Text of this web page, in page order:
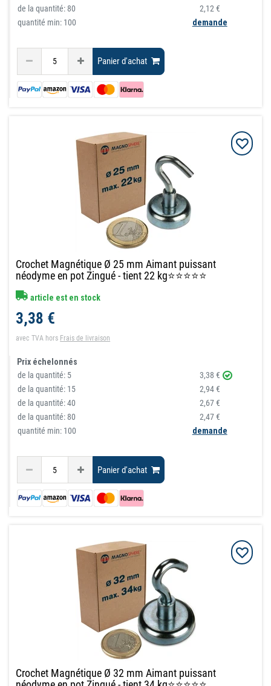
de la quantité: 80
2,12 €
quantité min: 100
demande
Panier d'achat
Crochet Magnétique Ø 25 mm Aimant puissant
néodyme en pot Zingué - tient 22 kg⭐⭐⭐⭐⭐
article est en stock
3,38 €
avec TVA hors Frais de livraison
Prix échelonnés
de la quantité: 5
3,38 €
de la quantité: 15
2,94 €
de la quantité:40
2,67 €
de la quantité: 80
2,47 €
quantité min: 100
demande
Panier d'achat
Crochet Magnétique Ø 32 mm Aimant puissant